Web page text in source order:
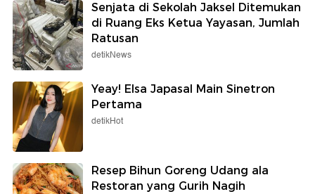
Senjata di Sekolah Jaksel Ditemukan
di Ruang Eks Ketua Yayasan, Jumlah
Ratusan
detikNews
Yeay! Elsa Japasal Main Sinetron
Pertama
detikHot
Resep Bihun Goreng Udang ala
Restoran yang Gurih Nagih